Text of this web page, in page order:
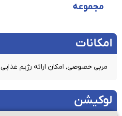
مجموعه
امکانات​
مربی خصوصی, امکان ارائه رژیم غذایی
لوکیشن